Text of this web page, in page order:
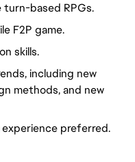
turn-based RPGs.
F2P game.
skills.
including new
methods, and new
preferred.